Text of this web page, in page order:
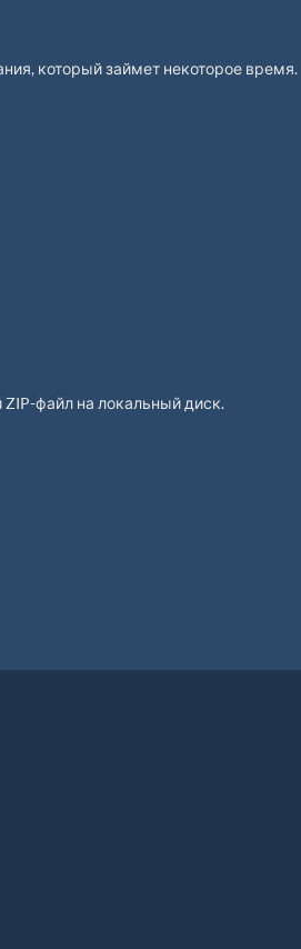
который займет некоторое время.
файл на локальный диск.